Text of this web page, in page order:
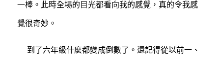
一棒。此時全場的目光都看向我的感覺，真的令我感
覺很奇妙。
到了六年級什麼都變成倒數了。還記得從以前一、